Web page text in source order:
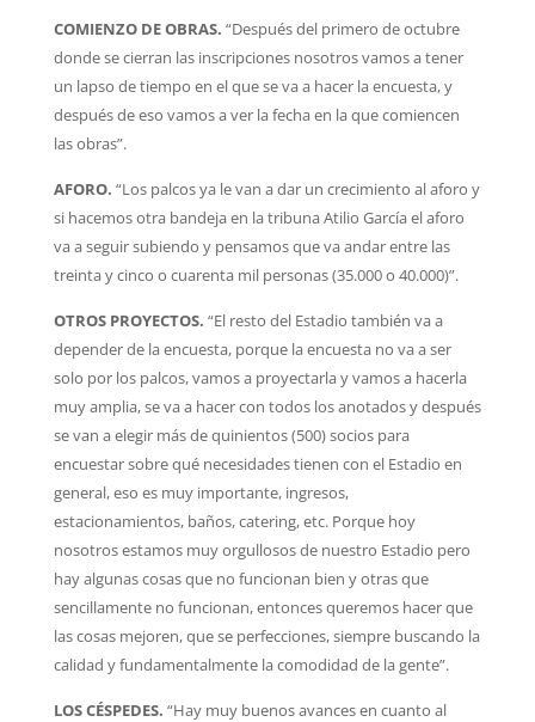
COMIENZO DE OBRAS. “Después del primero de octubre
donde se cierran las inscripciones nosotros vamos a tener
un lapso de tiempo en el que se va a hacer la encuesta, y
después de eso vamos a ver la fecha en la que comiencen
las obras”.
AFORO. “Los palcos ya le van a dar un crecimiento al aforo y
si hacemos otra bandeja en la tribuna Atilio García el aforo
va a seguir subiendo y pensamos que va andar entre las
treinta y cinco o cuarenta mil personas (35.000 o 40.000)”.
OTROS PROYECTOS. “El resto del Estadio también va a
depender de la encuesta, porque la encuesta no va a ser
solo por los palcos, vamos a proyectarla y vamos a hacerla
muy amplia, se va a hacer con todos los anotados y después
se van a elegir más de quinientos (500) socios para
encuestar sobre qué necesidades tienen con el Estadio en
general, eso es muy importante, ingresos,
estacionamientos, baños, catering, etc. Porque hoy
nosotros estamos muy orgullosos de nuestro Estadio pero
hay algunas cosas que no funcionan bien y otras que
sencillamente no funcionan, entonces queremos hacer que
las cosas mejoren, que se perfecciones, siempre buscando la
calidad y fundamentalmente la comodidad de la gente”.
LOS CÉSPEDES. “Hay muy buenos avances en cuanto al